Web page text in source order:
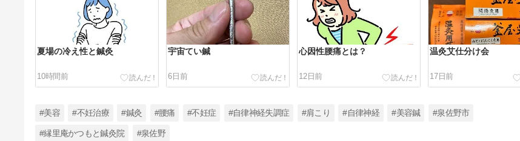
夏場の冷え性と鍼灸
10時間前
宇宙てい鍼
6日前
心因性腰痛とは？
12日前
温灸艾仕分け会
17日前
#美容 #不妊治療 #鍼灸 #腰痛 #不妊症 #自律神経失調症 #肩こり #自律神経 #美容鍼 #泉佐野市
#縁里庵かつもと鍼灸院 #泉佐野